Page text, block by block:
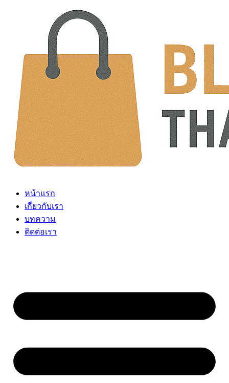
หน้าแรก
เกี่ยวกับเรา
บทความ
ติดต่อเรา